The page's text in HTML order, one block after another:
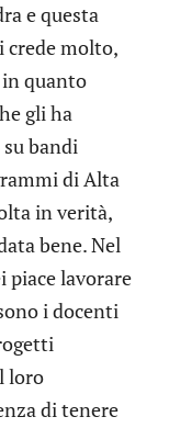
e questa
crede molto,
quanto
gli ha
bandi
di Alta
in verità,
bene. Nel
piace lavorare
i docenti
loro
di tenere